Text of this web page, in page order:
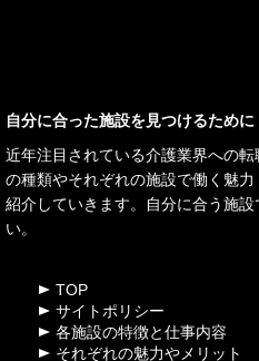
自分に合った施設を見つけるために
近年注目されている介護業界への
の種類やそれぞれの施設で働く魅
紹介していきます。自分に合う施
い。
TOP
サイトポリシー
各施設の特徴と仕事内容
それぞれの魅力やメリット